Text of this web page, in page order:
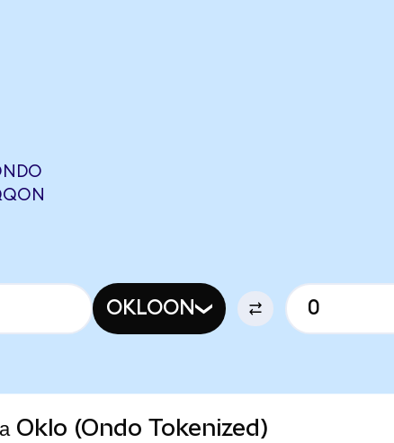
OKLOON
Oklo (Ondo Tokenized)